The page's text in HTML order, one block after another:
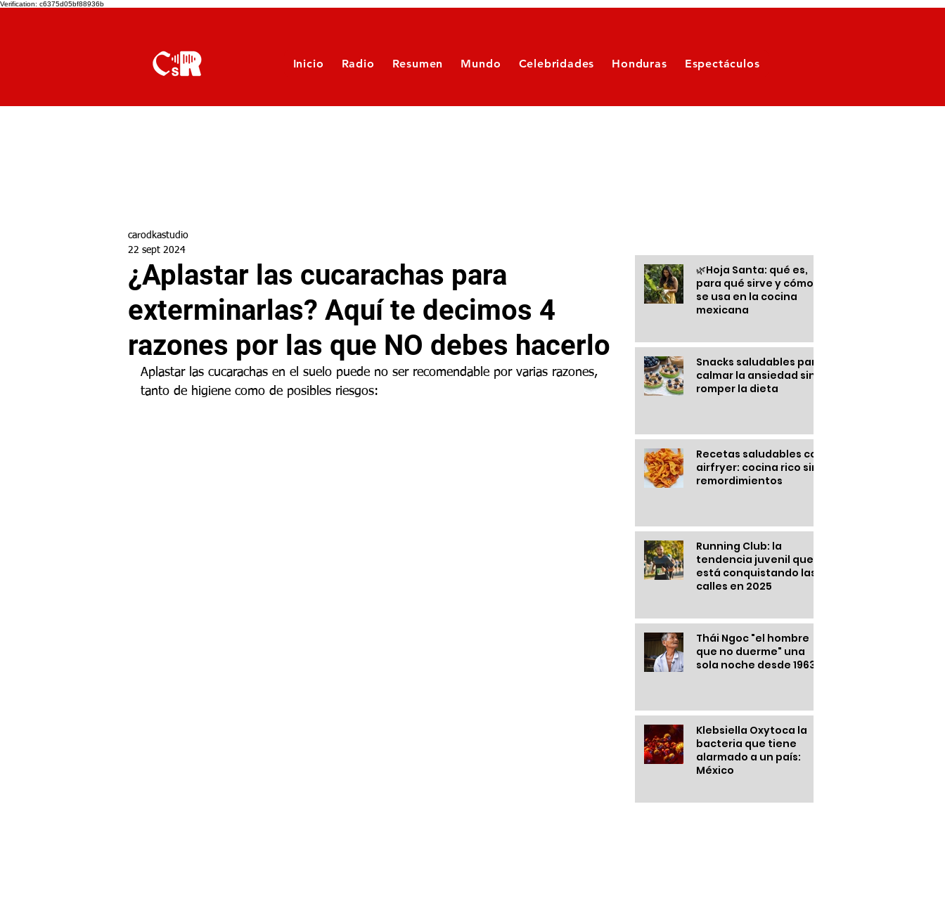
Verification: c6375d05bf88936b
Inicio Radio Resumen Mundo Celebridades Honduras Espectáculos
¿Aplastar las cucarachas para
exterminarlas? Aquí te decimos 4
razones por las que NO debes hacerlo
carodkastudio
22 sept 2024
Aplastar las cucarachas en el suelo puede no ser recomendable por varias razones,
tanto de higiene como de posibles riesgos:
🌿Hoja Santa: qué es,
para qué sirve y cómo
se usa en la cocina
mexicana
Snacks saludables para
calmar la ansiedad sin
romper la dieta
Recetas saludables con
airfryer: cocina rico sin
remordimientos
Running Club: la
tendencia juvenil que
está conquistando las
calles en 2025
Thái Ngoc "el hombre
que no duerme" una
sola noche desde 1963
Klebsiella Oxytoca la
bacteria que tiene
alarmado a un país:
México